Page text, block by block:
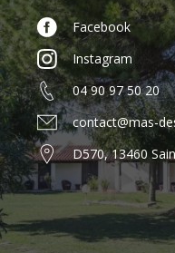
Facebook
Instagram
04 90 97 50 20
contact@mas-
D570, 13460